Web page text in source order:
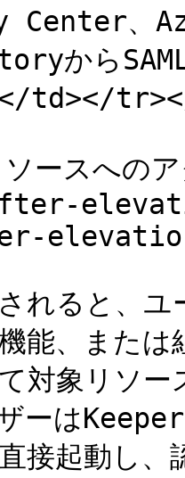
、
らSAML
</td></
ソースへ
れると、
、または
対象リソ
ーは
接起動し